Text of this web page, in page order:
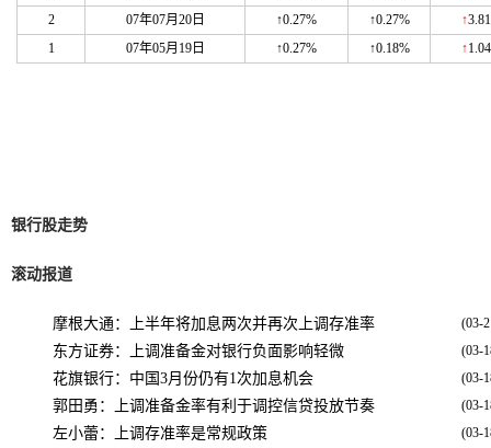
2
07年07月20日 ↑0.27% ↑0.27% ↑
1
07年05月19日 ↑0.27% ↑0.18% ↑
银行股走势
滚动报道
摩根大通：上半年将加息两次并再次上调存准率 (03-
东方证券：上调准备金对银行负面影响轻微 (03-
花旗银行：中国3月份仍有1次加息机会 (03-
郭田勇：上调准备金率有利于调控信贷投放节奏 (03-
左小蕾：上调存准率是常规政策 (03-